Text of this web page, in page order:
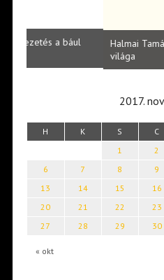
Halmai Tamás: Megválaszolt
2017.
H K S C
« okt
1 2
6
7 8 9
13
14 15 16
20
21 22 23
27
28 29 30